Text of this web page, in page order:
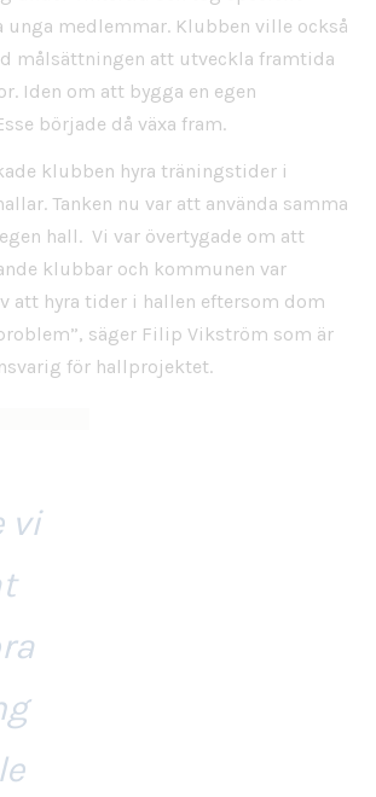
unga medlemmar. Klubben ville också
målsättningen att utveckla framtida
Iden om att bygga en egen
började då växa fram.
klubben hyra träningstider i
Tanken nu var att använda samma
hall. Vi var övertygade om att
klubbar och kommunen var
att hyra tider i hallen eftersom dom
säger Filip Vikström som är
för hallprojektet.
vi